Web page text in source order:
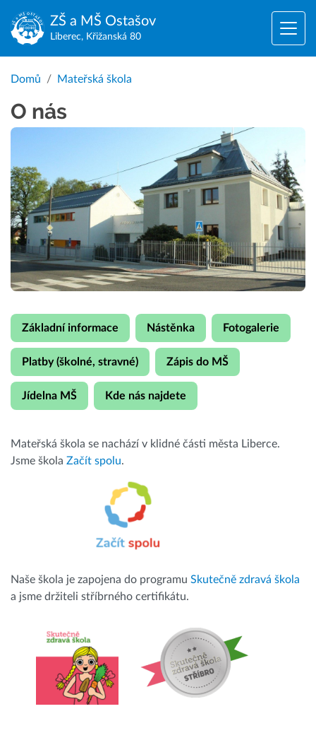
ZŠ a MŠ Ostašov
Liberec, Křižanská 80
Domů Mateřská škola
O nás
Základní informace Nástěnka Fotogalerie
Platby (školné, stravné) Zápis do MŠ
Jídelna MŠ Kde nás najdete
Mateřská škola se nachází v klidné části města Liberce.
Jsme škola Začít spolu.
Naše škola je zapojena do programu Skutečně zdravá škola
a jsme držiteli stříbrného certifikátu.